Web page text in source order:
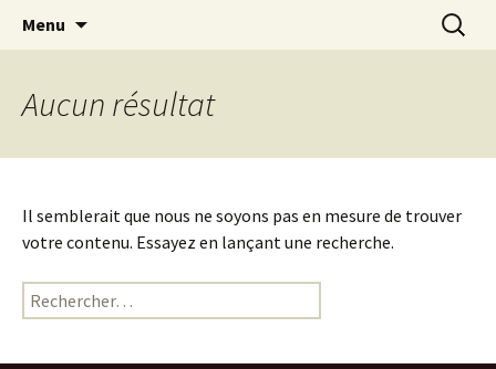
Les arts foreztiers
Festival de création contemporaine à
Chavaniac-Lafayette, Forez, Haute-loire,
Auvergne
Menu
Aucun résultat
Il semblerait que nous ne soyons pas en mesure de trouver
votre contenu. Essayez en lançant une recherche.
Rechercher :